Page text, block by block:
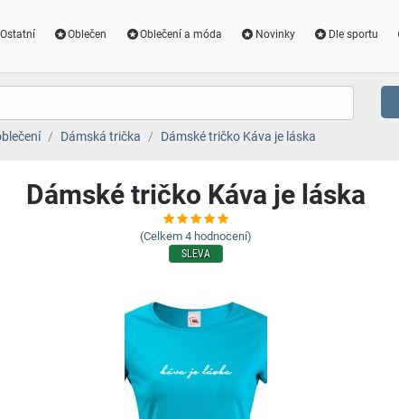
Ostatní Oblečen Oblečení a móda Novinky Dle sportu
Dámská trička Dámské tričko Káva je láska
Dámské tričko Káva je láska
(Celkem 4 hodnocení)
SLEVA